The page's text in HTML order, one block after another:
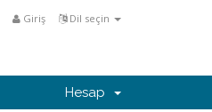
Dil seçin
Giriş
Hesap